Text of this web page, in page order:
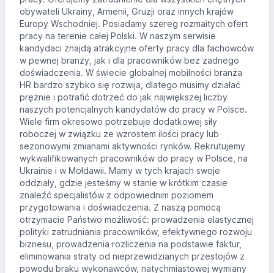
obywateli Ukrainy, Armenii, Gruzji oraz innych krajów
Europy Wschodniej. Posiadamy szereg rozmaitych ofert
pracy na terenie całej Polski. W naszym serwisie
kandydaci znajdą atrakcyjne oferty pracy dla fachowców
w pewnej branży, jak i dla pracowników bez żadnego
doświadczenia. W świecie globalnej mobilności branża
HR bardzo szybko się rozwija, dlatego musimy działać
prężnie i potrafić dotrzeć do jak największej liczby
naszych potencjalnych kandydatów do pracy w Polsce.
Wiele firm okresowo potrzebuje dodatkowej siły
roboczej w związku ze wzrostem ilości pracy lub
sezonowymi zmianami aktywności rynków. Rekrutujemy
wykwalifikowanych pracowników do pracy w Polsce, na
Ukrainie i w Mołdawii. Mamy w tych krajach swoje
oddziały, gdzie jesteśmy w stanie w krótkim czasie
znaleźć specjalistów z odpowiednim poziomem
przygotowania i doświadczenia. Z naszą pomocą
otrzymacie Państwo możliwość: prowadzenia elastycznej
polityki zatrudniania pracowników, efektywnego rozwoju
biznesu, prowadzenia rozliczenia na podstawie faktur,
eliminowania straty od nieprzewidzianych przestojów z
powodu braku wykonawców, natychmiastowej wymiany